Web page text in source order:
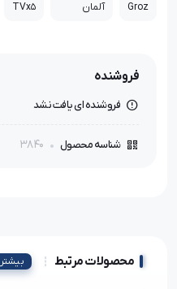
Groz آلمان TVx5
فروشنده
فروشنده ای یافت نشد
شناسه محصول 3840
محصولات مرتبط بیشتر